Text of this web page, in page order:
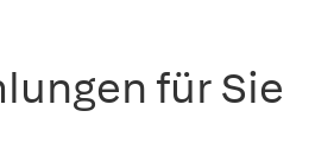
für Sie